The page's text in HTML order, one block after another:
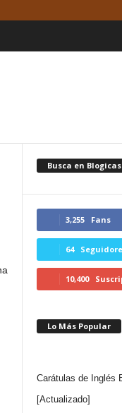
Busca en
3,255 Fans
64
10,400
Lo Más Popular
Carátulas de Inglés
[Actualizado]